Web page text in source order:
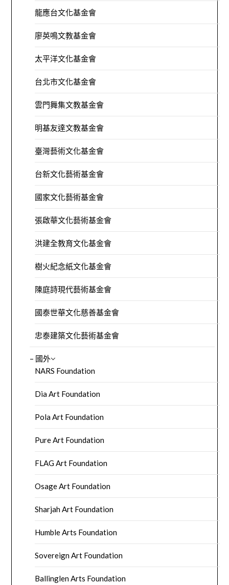
龍應台文化基金會
廖英鳴文教基金會
太平洋文化基金會
台北市文化基金會
雲門舞集文教基金會
明基友達文教基金會
臺灣藝術文化基金會
台新文化藝術基金會
國家文化藝術基金會
張啟華文化藝術基金會
洪建全教育文化基金會
樹火紀念紙文化基金會
陳庭詩現代藝術基金會
國泰世華文化慈善基金會
忠泰建築文化藝術基金會
– 國外
NARS Foundation
Dia Art Foundation
Pola Art Foundation
Pure Art Foundation
FLAG Art Foundation
Osage Art Foundation
Sharjah Art Foundation
Humble Arts Foundation
Sovereign Art Foundation
Ballinglen Arts Foundation